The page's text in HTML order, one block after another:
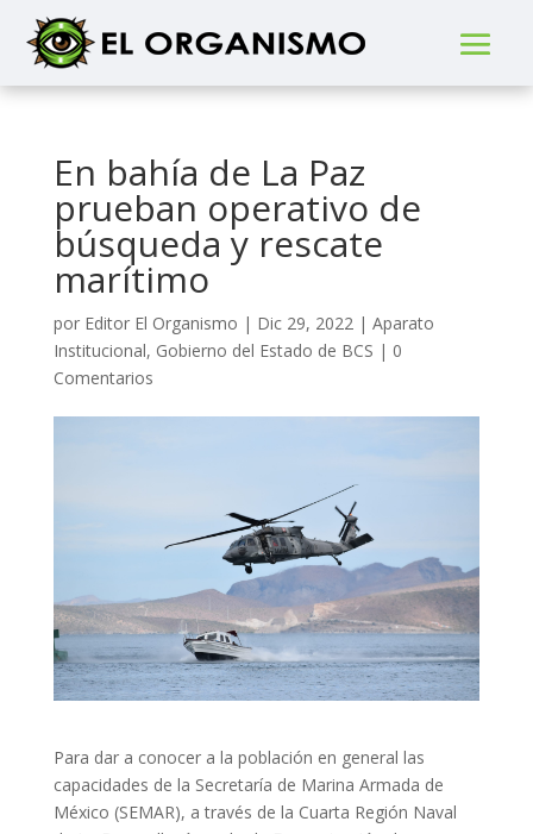
En bahía de La Paz
prueban operativo de
búsqueda y rescate
marítimo
por Editor El Organismo | Dic 29, 2022| Aparato
Institucional, Gobierno del Estado de BCS | 0
Comentarios
Para dar a conocer a la población en general las
capacidades de la Secretaría de Marina Armada de
México (SEMAR), a través de la Cuarta Región Naval